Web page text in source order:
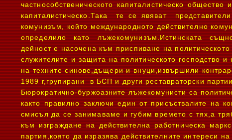
частнособственическото капиталистическо
капиталистическо.Така те се явяват
комунизъм, който международното действително
определило като лъжекомунизъм.Истинската
дейност е насочена към приспиване на
служителите и защита на политическото господство
на техните синове,дъщери и внуци,извършили
1989 г,групирани в БСП и други реставраторски
Бюрократично-буржоазните лъжекомунисти са
както правилно заключи един от присъствалите на
смисъл да се занимаваме и губим времето с тях,а
към изграждане на действителна работническа
партия,която да изразява действителните интереси